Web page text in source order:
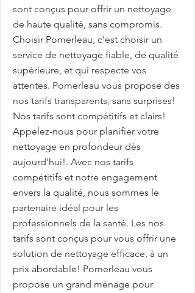
sont conçus pour offrir un nettoyage
de haute qualité, sans compromis.
Choisir Pomerleau, c'est choisir un
service de nettoyage fiable, de qualité
supérieure, et qui respecte vos
attentes. Pomerleau vous propose des
nos tarifs transparents, sans surprises!
Nos tarifs sont compétitifs et clairs!
Appelez-nous pour planifier votre
nettoyage en profondeur dès
aujourd'hui!. Avec nos tarifs
compétitifs et notre engagement
envers la qualité, nous sommes le
partenaire idéal pour les
professionnels de la santé. Les nos
tarifs sont conçus pour vous offrir une
solution de nettoyage efficace, à un
prix abordable! Pomerleau vous
propose un grand ménage pour